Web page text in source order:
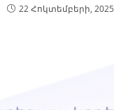
22 Հոկտեմբերի, 2025